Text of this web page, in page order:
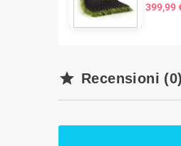
399,99
 Recensioni